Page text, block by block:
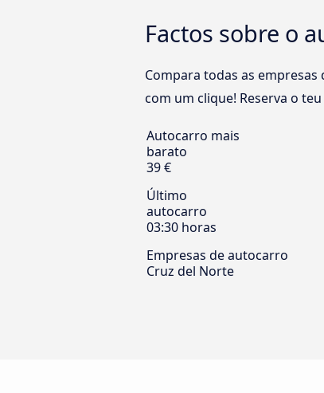
Factos sobre o
Compara todas as
com um clique! Reserva o
Autocarro mais
barato
39 €
Último
autocarro
03:30 horas
Empresas de autocarro
Cruz del Norte